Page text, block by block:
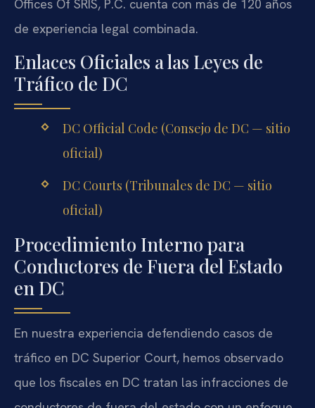
Offices Of SRIS, P.C. cuenta con más de 120 años
de experiencia legal combinada.
Enlaces Oficiales a las Leyes de
Tráfico de DC
DC Official Code (Consejo de DC — sitio
oficial)
DC Courts (Tribunales de DC — sitio
oficial)
Procedimiento Interno para
Conductores de Fuera del Estado
en DC
En nuestra experiencia defendiendo casos de
tráfico en DC Superior Court, hemos observado
que los fiscales en DC tratan las infracciones de